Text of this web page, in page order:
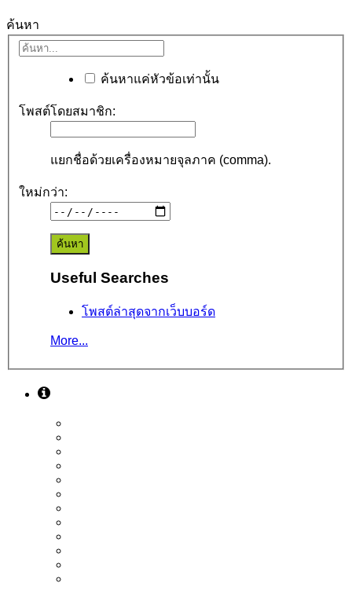
ค้นหา
ค้นหาแค่หัวข้อเท่านั้น
โพสต์โดยสมาชิก:
แยกชื่อด้วยเครื่องหมายจุลภาค (comma).
ใหม่กว่า:
Useful Searches
โพสต์ล่าสุดจากเว็บบอร์ด
More...